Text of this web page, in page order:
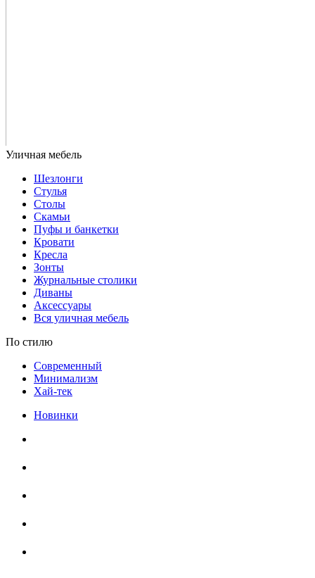
Шезлонги
Стулья
Столы
Скамьи
Пуфы и банкетки
Кровати
Кресла
Зонты
Журнальные столики
Диваны
Аксессуары